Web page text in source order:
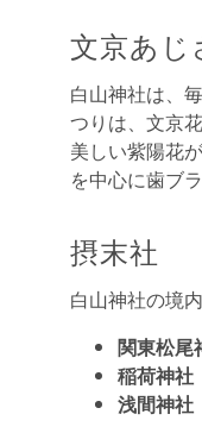
文京あじ
白山神社は、
つりは、文京
美しい紫陽花
を中心に歯ブ
摂末社
白山神社の境
関東松尾
稲荷神社
浅間神社